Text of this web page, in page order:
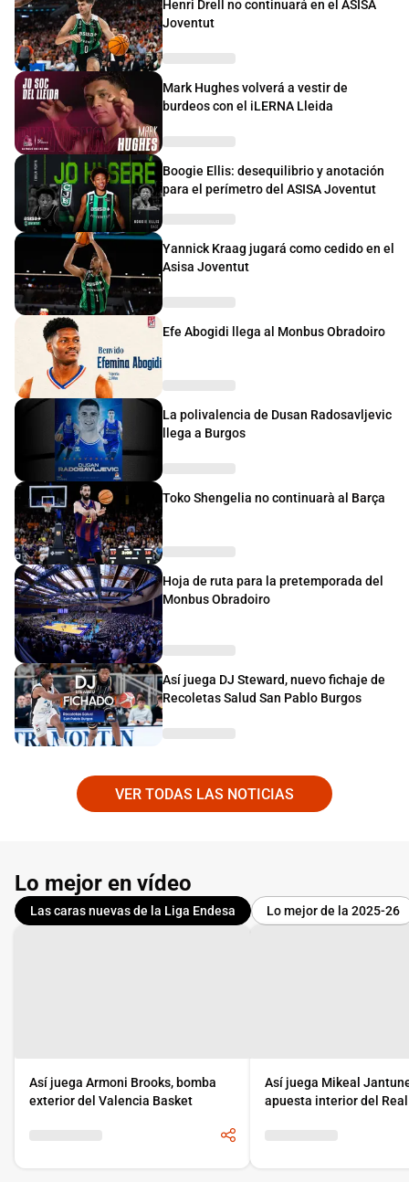
Henri Drell no continuará en el ASISA
Joventut
Mark Hughes volverá a vestir de
burdeos con el iLERNA Lleida
Boogie Ellis: desequilibrio y anotación
para el perímetro del ASISA Joventut
Yannick Kraag jugará como cedido en el
Asisa Joventut
Efe Abogidi llega al Monbus Obradoiro
La polivalencia de Dusan Radosavljevic
llega a Burgos
Toko Shengelia no continuarà al Barça
Hoja de ruta para la pretemporada del
Monbus Obradoiro
Así juega DJ Steward, nuevo fichaje de
Recoletas Salud San Pablo Burgos
VER TODAS LAS NOTICIAS
Lo mejor en vídeo
Las caras nuevas de la Liga Endesa Lo mejor de la 2025-26
Así juega Armoni Brooks, bomba
exterior del Valencia Basket
Así juega Mikeal
apuesta interior del